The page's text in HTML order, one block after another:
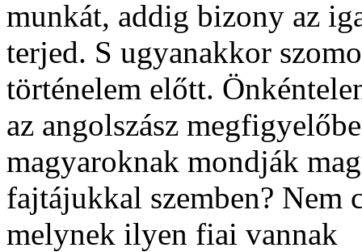
munkát, addig bizony az
terjed. S ugyanakkor
történelem előtt.
az angolszász
magyaroknak mondják
fajtájukkal szemben? Nem
melynek ilyen fiai vannak